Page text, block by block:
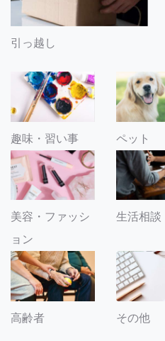
引っ越し
趣味・習い事 ペット
美容・ファッシ
ョン
生活相談
高齢者 その他